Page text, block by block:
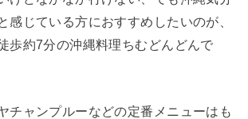
感じている方におすすめしたいのが、
歩約7分の沖縄料理ちむどんどんで
チャンプルーなどの定番メニューはも